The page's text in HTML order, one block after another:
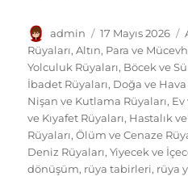
Yazar
admin
Yayın
tarihi
17 Mayıs 2026
Rüyaları,Altın, Para ve
Yolculuk Rüyaları, Böcek ve
İbadet Rüyaları, Doğa ve Hava
Nişan ve Kutlama Rüyaları, Ev
ve Kıyafet Rüyaları, Hastalık
Rüyaları,Ölüm ve Cenaze
Deniz Rüyaları,Yiyecek ve
dönüşüm, rüya tabirleri, rüya